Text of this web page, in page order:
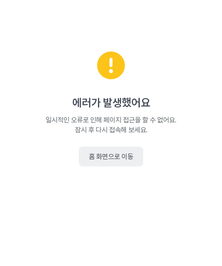
에러가 발생했어요
일시적인 오류로 인해 페이지 접근을 할 수 없어요.
잠시 후 다시 접속해 보세요.
홈 화면으로 이동